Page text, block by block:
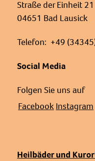
Straße der Einheit 21
04651 Bad Lausick
Telefon: +49
Social Media
Folgen Sie uns auf
Facebook Instagram
Heilbäder und